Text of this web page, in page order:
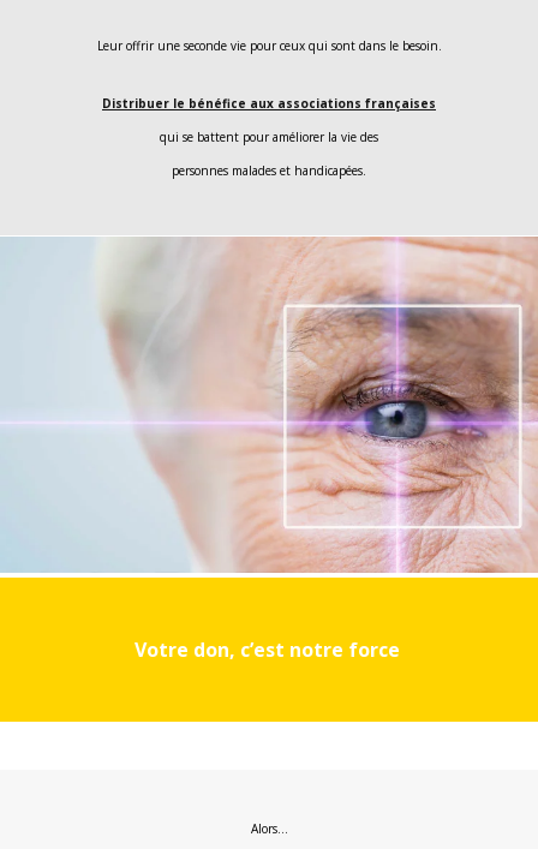
Leur offrir une seconde vie pour ceux qui sont dans le besoin.
Distribuer le bénéfice aux associations françaises
qui se battent pour améliorer la vie des
personnes malades et handicapées.
Votre don, c’est notre force
Alors…